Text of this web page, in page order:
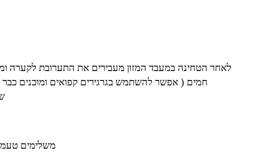
לאחר הטחינה במעבד המזון מעבירים את התערובת לקערה
חמים ( אפשר להשתמש בגרגירים קפואים ומוכנים כבר
משלימים